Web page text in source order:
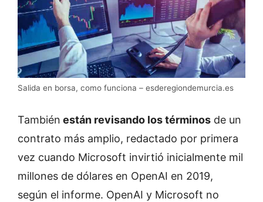
Salida en borsa, como funciona – esderegiondemurcia.es
También están revisando los términos de un
contrato más amplio, redactado por primera
vez cuando Microsoft invirtió inicialmente mil
millones de dólares en OpenAI en 2019,
según el informe. OpenAI y Microsoft no